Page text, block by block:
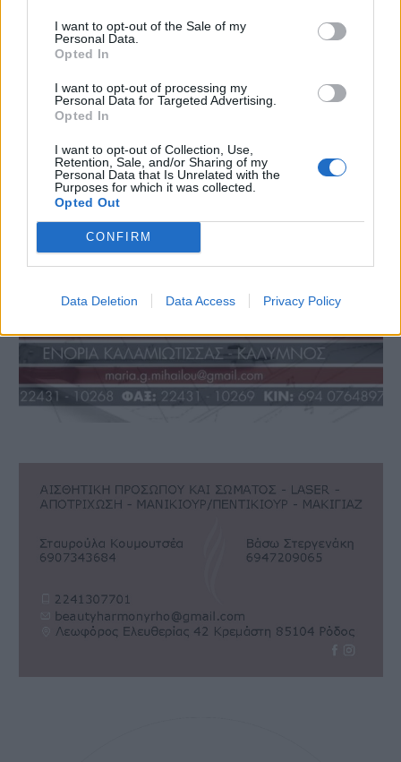
I want to opt-out of the Sale of my
Personal Data.
Opted In
I want to opt-out of processing my
Personal Data for Targeted Advertising.
Opted In
I want to opt-out of Collection, Use,
Retention, Sale, and/or Sharing of my
Personal Data that Is Unrelated with the
Purposes for which it was collected.
Opted Out
CONFIRM
Data Deletion Data Access Privacy Policy